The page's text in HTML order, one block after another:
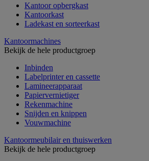
Kantoor opbergkast
Kantoorkast
Ladekast en sorteerkast
Kantoormachines
Bekijk de hele productgroep
Inbinden
Labelprinter en cassette
Lamineerapparaat
Papiervernietiger
Rekenmachine
Snijden en knippen
Vouwmachine
Kantoormeubilair en thuiswerken
Bekijk de hele productgroep